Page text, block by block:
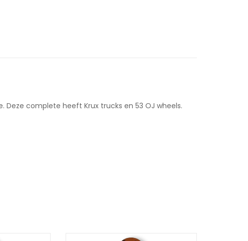
complete heeft Krux trucks en 53 OJ wheels.